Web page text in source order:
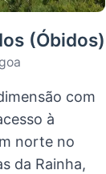
(Óbidos)
com
à
norte no
da Rainha,